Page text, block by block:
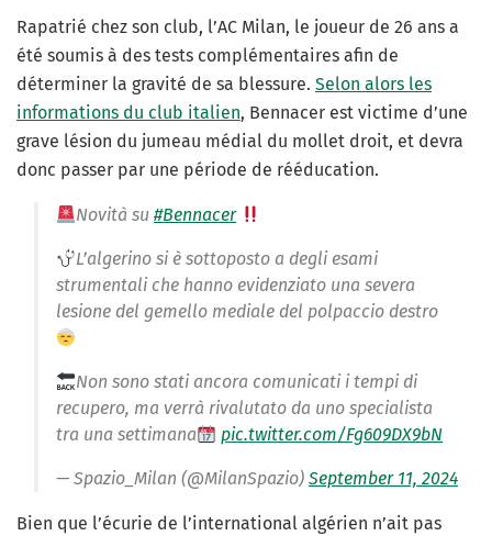
Rapatrié chez son club, l’AC Milan, le joueur de 26 ans a
été soumis à des tests complémentaires afin de
déterminer la gravité de sa blessure. Selon alors les
informations du club italien, Bennacer est victime d’une
grave lésion du jumeau médial du mollet droit, et devra
donc passer par une période de rééducation.
Novità su#Bennacer
L’algerino si è sottoposto a degli esami
strumentali che hanno evidenziato una severa
lesione del gemello mediale del polpaccio destro
Non sono stati ancora comunicati i tempi di
recupero, ma verrà rivalutato da uno specialista
tra una settimana
pic.twitter.com/Fg609DX9bN
— Spazio_Milan (@MilanSpazio) September 11, 2024
Bien que l’écurie de l’international algérien n’ait pas